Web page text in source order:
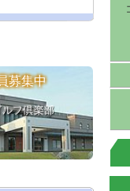
募集中
フ倶楽部